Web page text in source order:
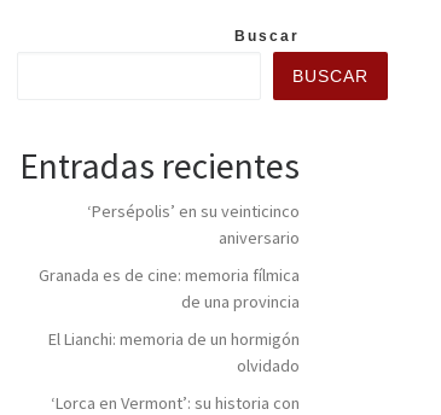
Buscar
BUSCAR
Entradas recientes
‘Persépolis’ en su veinticinco
aniversario
Granada es de cine: memoria fílmica
de una provincia
El Lianchi: memoria de un hormigón
olvidado
‘Lorca en Vermont’: su historia con